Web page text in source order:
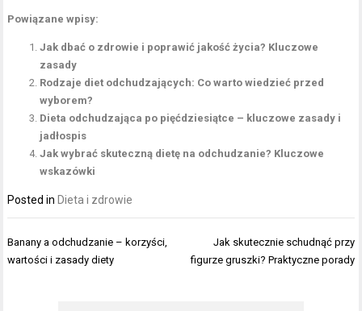
Powiązane wpisy:
Jak dbać o zdrowie i poprawić jakość życia? Kluczowe
zasady
Rodzaje diet odchudzających: Co warto wiedzieć przed
wyborem?
Dieta odchudzająca po pięćdziesiątce – kluczowe zasady i
jadłospis
Jak wybrać skuteczną dietę na odchudzanie? Kluczowe
wskazówki
Posted in Dieta i zdrowie
Nawigacja
wpisu
Banany a odchudzanie – korzyści,
wartości i zasady diety
Jak skutecznie schudnąć przy
figurze gruszki? Praktyczne porady